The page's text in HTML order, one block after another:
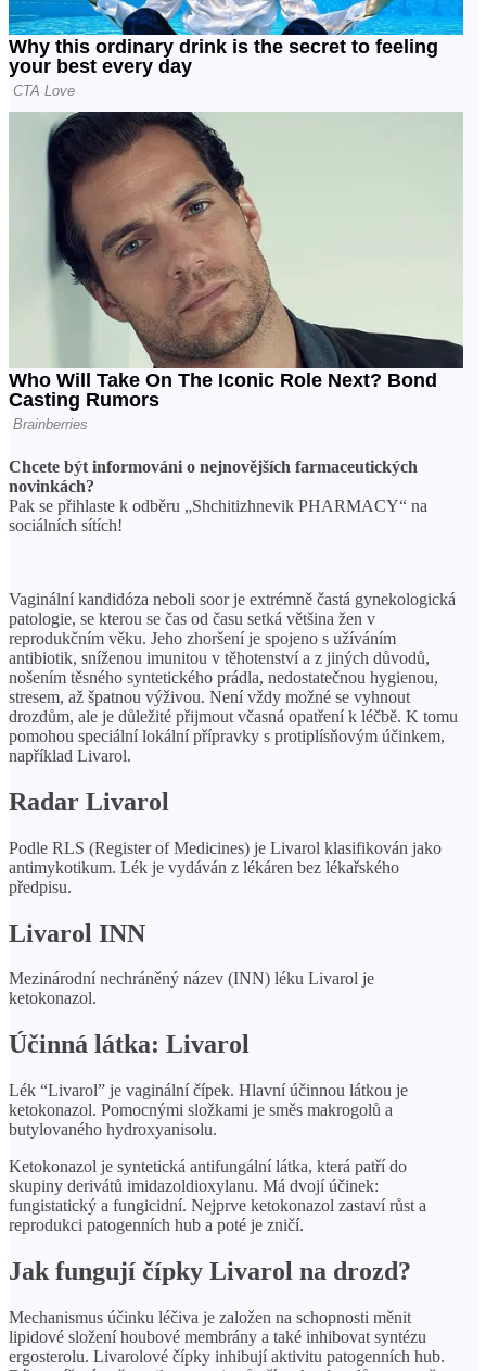
Chcete být informováni o nejnovějších farmaceutických
novinkách?
Pak se přihlaste k odběru „Shchitizhnevik PHARMACY“ na
sociálních sítích!
Vaginální kandidóza neboli soor je extrémně častá gynekologická
patologie, se kterou se čas od času setká většina žen v
reprodukčním věku. Jeho zhoršení je spojeno s užíváním
antibiotik, sníženou imunitou v těhotenství a z jiných důvodů,
nošením těsného syntetického prádla, nedostatečnou hygienou,
stresem, až špatnou výživou. Není vždy možné se vyhnout
drozdům, ale je důležité přijmout včasná opatření k léčbě. K tomu
pomohou speciální lokální přípravky s protiplísňovým účinkem,
například Livarol.
Radar Livarol
Podle RLS (Register of Medicines) je Livarol klasifikován jako
antimykotikum. Lék je vydáván z lékáren bez lékařského
předpisu.
Livarol INN
Mezinárodní nechráněný název (INN) léku Livarol je
ketokonazol.
Účinná látka: Livarol
Lék “Livarol” je vaginální čípek. Hlavní účinnou látkou je
ketokonazol. Pomocnými složkami je směs makrogolů a
butylovaného hydroxyanisolu.
Ketokonazol je syntetická antifungální látka, která patří do
skupiny derivátů imidazoldioxylanu. Má dvojí účinek:
fungistatický a fungicidní. Nejprve ketokonazol zastaví růst a
reprodukci patogenních hub a poté je zničí.
Jak fungují čípky Livarol na drozd?
Mechanismus účinku léčiva je založen na schopnosti měnit
lipidové složení houbové membrány a také inhibovat syntézu
ergosterolu. Livarolové čípky inhibují aktivitu patogenních hub.